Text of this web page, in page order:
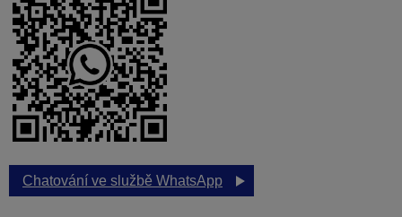
Chatování ve službě WhatsApp